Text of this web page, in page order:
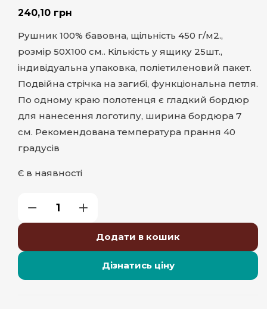
240,10 грн
Рушник 100% бавовна, щільність 450 г/м2.,
розмір 50Х100 см.. Кількість у ящику 25шт.,
індивідуальна упаковка, поліетиленовий пакет.
Подвійна стрічка на загибі, функціональна петля.
По одному краю полотенця є гладкий бордюр
для нанесення логотипу, ширина бордюра 7
см. Рекомендована температура прання 40
градусів
Є в наявності
Додати в кошик
Дізнатись ціну